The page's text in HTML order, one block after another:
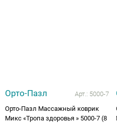
Орто-Пазл Арт.: 5000-7
Орто-Пазл Массажный коврик
Микс «Тропа здоровья » 5000-7 (8